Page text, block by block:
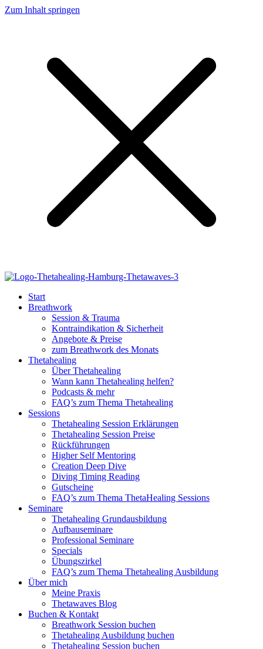
Zum Inhalt springen
Start
Breathwork
Session & Trauma
Kontraindikation & Sicherheit
Angebote & Preise
zum Breathwork des Monats
Thetahealing
Über Thetahealing
Wann kann Thetahealing helfen?
Podcasts & mehr
FAQ’s zum Thema Thetahealing
Sessions
Thetahealing Session Erklärungen
Thetahealing Session Preise
Rückführungen
Higher Self Mentoring
Creation Deep Dive
Diving Timing Reading
Gutscheine
FAQ’s zum Thema ThetaHealing Sessions
Seminare
Thetahealing Grundausbildung
Aufbauseminare
Professional Seminare
Specials
Übungszirkel
FAQ’s zum Thema Thetahealing Ausbildung
Über mich
Meine Praxis
Thetawaves Blog
Buchen & Kontakt
Breathwork Session buchen
Thetahealing Ausbildung buchen
Thetahealing Session buchen